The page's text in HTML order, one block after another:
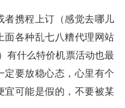
者携程上订（感觉去哪儿
面各种乱七八糟代理网站
有什么特价机票活动也最
定要放稳心态，心里有个
宜可能是假的，不要被某